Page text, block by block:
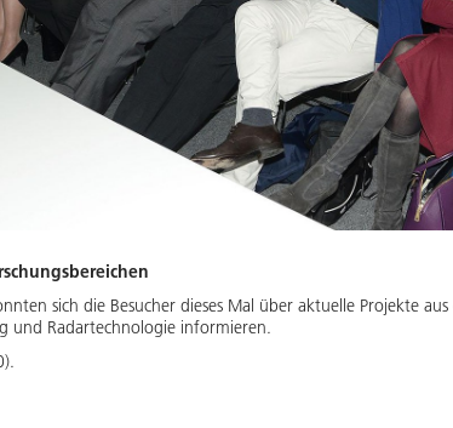
sich die Besucher dieses Mal über aktuelle Projekte
und Radartechnologie informieren.